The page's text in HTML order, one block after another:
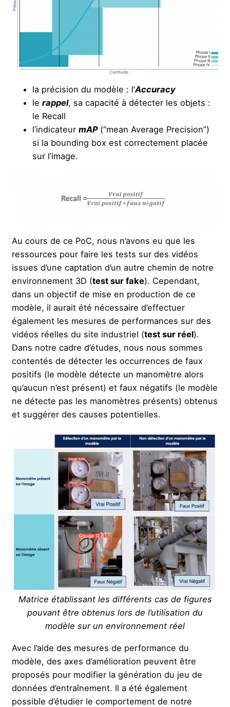
la précision du modèle : l’Accuracy
le rappel, sa capacité à détecter les objets :
le Recall
l’indicateur mAP (“mean Average Precision”)
si la bounding box est correctement placée
sur l’image.
Au cours de ce PoC, nous n’avons eu que les
ressources pour faire les tests sur des vidéos
issues d’une captation d’un autre chemin de notre
environnement 3D (test sur fake). Cependant,
dans un objectif de mise en production de ce
modèle, il aurait été nécessaire d’effectuer
également les mesures de performances sur des
vidéos réelles du site industriel (test sur réel).
Dans notre cadre d’études, nous nous sommes
contentés de détecter les occurrences de faux
positifs (le modèle détecte un manomètre alors
qu’aucun n’est présent) et faux négatifs (le modèle
ne détecte pas les manomètres présents) obtenus
et suggérer des causes potentielles.
Matrice établissant les différents cas de figures
pouvant être obtenus lors de l’utilisation du
modèle sur un environnement réel
Avec l’aide des mesures de performance du
modèle, des axes d’amélioration peuvent être
proposés pour modifier la génération du jeu de
données d’entraînement. Il a été également
possible d’étudier le comportement de notre